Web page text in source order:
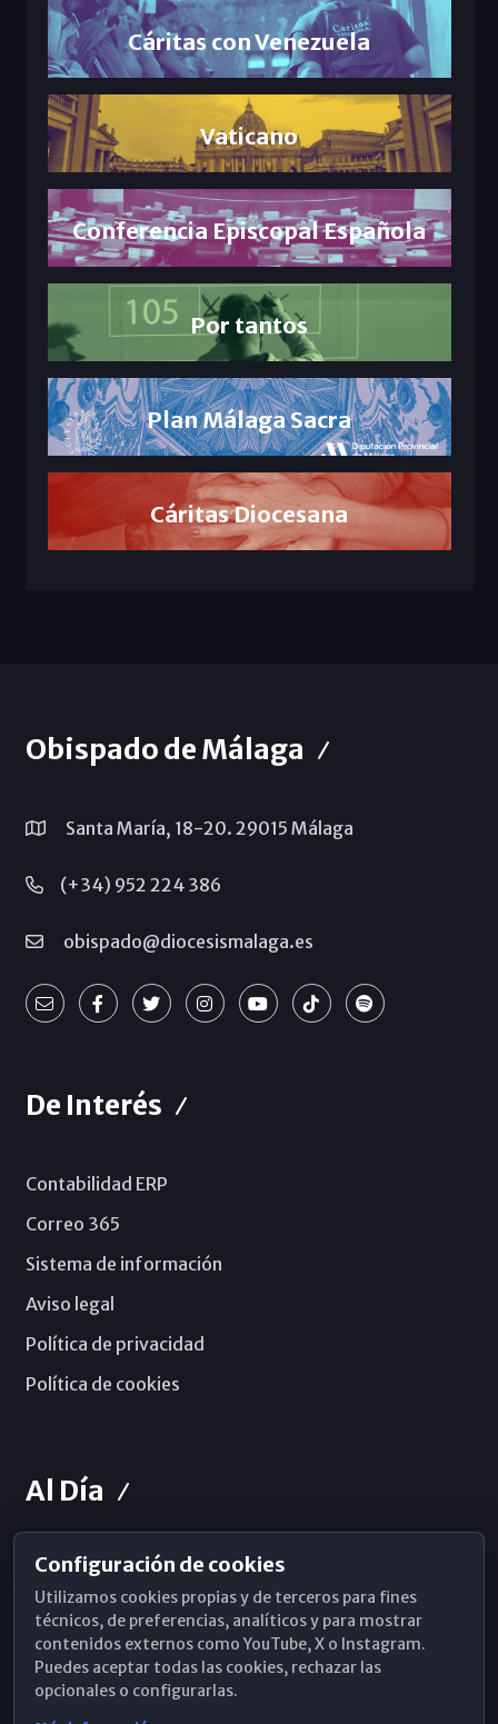
Cáritas con Venezuela
Vaticano
Conferencia Episcopal Española
Por tantos
Plan Málaga Sacra
Cáritas Diocesana
Obispado de Málaga
Santa María, 18-20. 29015 Málaga
(+34) 952 224 386
obispado@diocesismalaga.es
De Interés
Contabilidad ERP
Correo 365
Sistema de información
Aviso legal
Política de privacidad
Política de cookies
Al Día
Horarios de Misa
Hemeroteca
WhatsApp
Configuración de cookies
Utilizamos cookies propias y de terceros para fines
técnicos, de preferencias, analíticos y para mostrar
contenidos externos como YouTube, X o Instagram.
Puedes aceptar todas las cookies, rechazar las
opcionales o configurarlas.